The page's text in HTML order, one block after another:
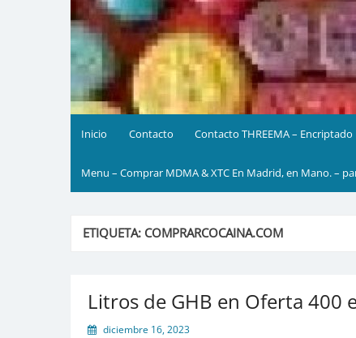
Inicio Contacto Contacto THREEMA – Encriptado
Menu – Comprar MDMA & XTC En Madrid, en Mano. –
ETIQUETA: COMPRARCOCAINA.COM
Litros de GHB en Oferta 400
diciembre 16, 2023